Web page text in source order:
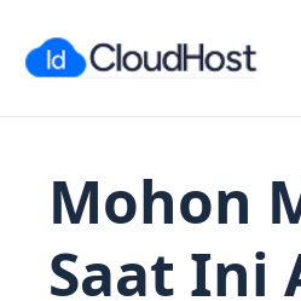
Mohon
Saat Ini